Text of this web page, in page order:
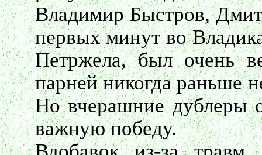
Владимир Быстров,
первых минут во
Петржела, был очень
парней никогда раньше
Но вчерашние дублеры
важную победу.